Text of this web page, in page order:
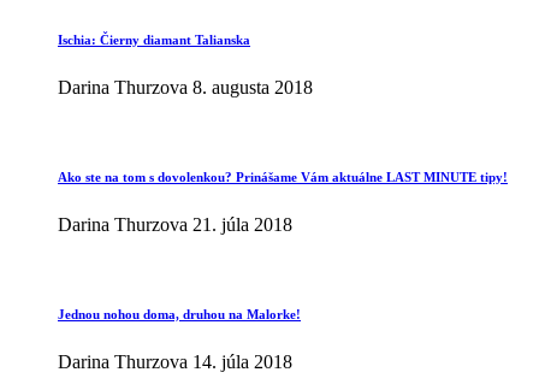
Ischia: Čierny diamant Talianska
Darina Thurzova 8. augusta 2018
Ako ste na tom s dovolenkou? Prinášame Vám aktuálne LAST MINUTE tipy!
Darina Thurzova 21. júla 2018
Jednou nohou doma, druhou na Malorke!
Darina Thurzova 14. júla 2018